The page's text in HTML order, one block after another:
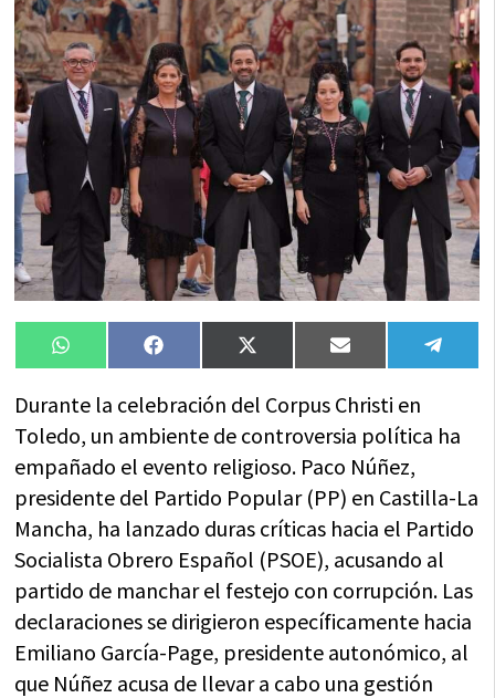
Compartir
en
WhatsAppCompartir
en
FacebookCompartir
en
X
(Twitter)
Compartir
en
Email
en
Durante la celebración del Corpus Christi en
Toledo, un ambiente de controversia política ha
empañado el evento religioso. Paco Núñez,
presidente del Partido Popular (PP) en Castilla-La
Mancha, ha lanzado duras críticas hacia el Partido
Socialista Obrero Español (PSOE), acusando al
partido de manchar el festejo con corrupción. Las
declaraciones se dirigieron específicamente hacia
Emiliano García-Page, presidente autonómico, al
que Núñez acusa de llevar a cabo una gestión